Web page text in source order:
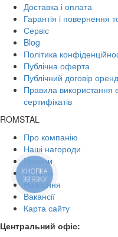
Доставка і оплата
Гарантія і повернення
Сервіс
Blog
Політика
Публічна оферта
Публічний договір
Правила використання
сертифікатів
ROMSTAL
Про компанію
Наші нагороди
Новини
Об'єкти
Навчання
Вакансії
Карта сайту
Центральний офіс:
КНОПКА
ЗВ'ЯЗКУ